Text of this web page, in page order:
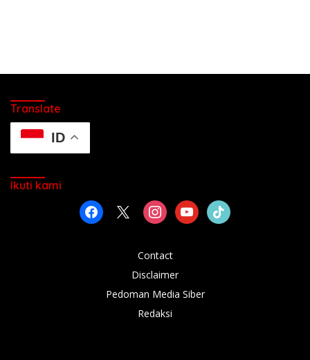
Translate
ID
Ikuti kami
facebook instagramyoutubetiktok
Contact
Disclaimer
Pedoman Media Siber
Redaksi